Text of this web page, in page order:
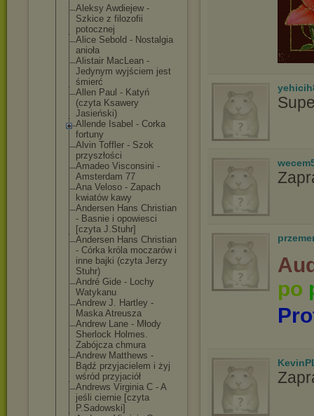
Aleksy Awdiejew -
Szkice z filozofii
potocznej
Alice Sebold - Nostalgia
anioła
Alistair MacLean -
Jedynym wyjściem jest
śmierć
Allen Paul - Katyń
(czyta Ksawery
Jasieński)
Allende Isabel - Corka
fortuny
Alvin Toffler - Szok
przyszłości
Amadeo Visconsini -
Amsterdam 77
Ana Veloso - Zapach
kwiatów kawy
Andersen Hans Christian
- Basnie i opowiesci
[czyta J.Stuhr]
Andersen Hans Christian
- Córka króla moczarów i
inne bajki (czyta Jerzy
Stuhr)
André Gide - Lochy
Watykanu
Andrew J. Hartley -
Maska Atreusza
Andrew Lane - Młody
Sherlock Holmes.
Zabójcza chmura
Andrew Matthews -
Bądź przyjacielem i żyj
wśród przyjaciół
Andrews Virginia C - A
jeśli ciernie [czyta
P.Sadowski]
po